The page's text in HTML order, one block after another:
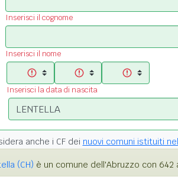
Inserisci il cognome
Inserisci il nome
Inserisci la data di nascita
anche i CF dei nuovi comuni istituiti nel
(CH) è un comune dell'Abruzzo con 642